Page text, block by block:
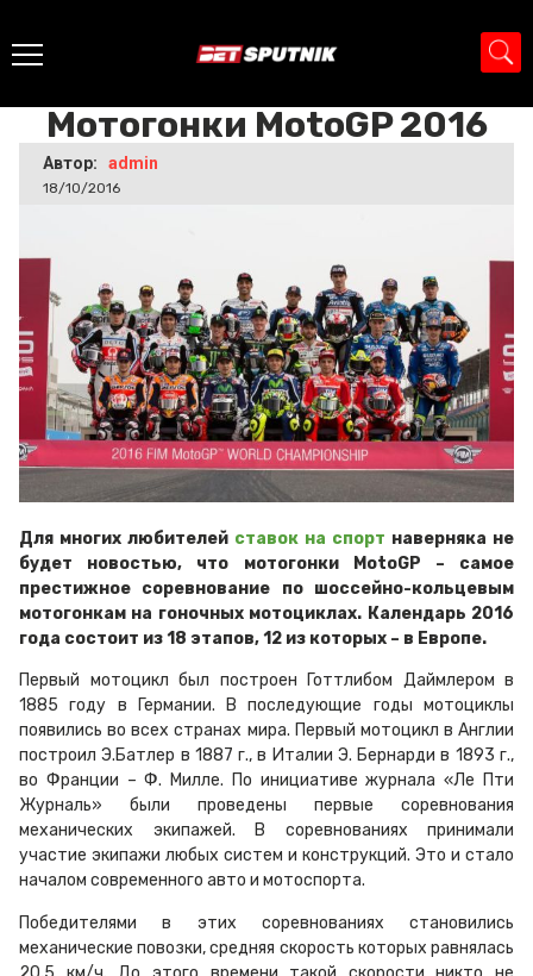
Мотогонки MotoGP 2016
Автор: admin
18/10/2016
Для многих любителей ставок на спорт наверняка не
будет новостью, что мотогонки MotoGP – самое
престижное соревнование по шоссейно-кольцевым
мотогонкам на гоночных мотоциклах. Календарь 2016
года состоит из 18 этапов, 12 из которых – в Европе.
Первый мотоцикл был построен Готтлибом Даймлером в
1885 году в Германии. В последующие годы мотоциклы
появились во всех странах мира. Первый мотоцикл в Англии
построил Э.Батлер в 1887 г., в Италии Э. Бернарди в 1893 г.,
во Франции – Ф. Милле. По инициативе журнала «Ле Пти
Журналь» были проведены первые соревнования
механических экипажей. В соревнованиях принимали
участие экипажи любых систем и конструкций. Это и стало
началом современного авто и мотоспорта.
Победителями в этих соревнованиях становились
механические повозки, средняя скорость которых равнялась